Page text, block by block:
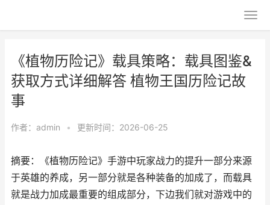
《植物历险记》载具策略：载具图鉴&
获取方式详细解答 植物王国历险记故
事
作者： admin • 更新时间：2026-06-25
摘要：《植物历险记》手游中玩家战力的提升一部分来源
于英雄的养成，另一部分就是各种装备的加成了，而载具
就是战力加成最重要的组成部分，下边我们就对游戏中的